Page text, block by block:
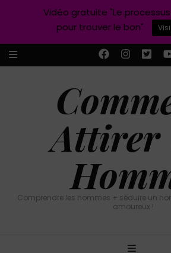
Attirer
Comprendre les hommes + séduire un
amoureux !
Vidéo gratuite "Le
pour trouver le bon"